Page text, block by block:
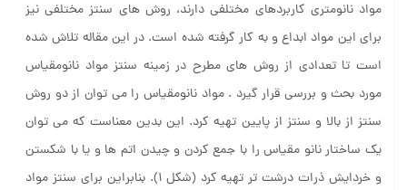
مواد نانومتری کاربردهای مختلفی دارند، روش های سنتز مختلفی نیز
برای این مواد ابداع و به کار گرفته شده است. در این مقاله تلاش شده
است تا تعدادی از روش های مطرح در زمینه سنتز مواد نانومقیاس
مورد بحث و بررسی قرار گیرد . مواد نانومقیاس را می توان از دو روش
سنتز از بالا و سنتز از پایین تهیه کرد. این بدین معناست که می توان
یک ساختار نانو مقیاس را با جمع کردن و چیدن اتم ها و یا با شکستن
و خردایش ذرات درشت تر تهیه کرد (شکل ۱). بنابراین برای سنتز مواد